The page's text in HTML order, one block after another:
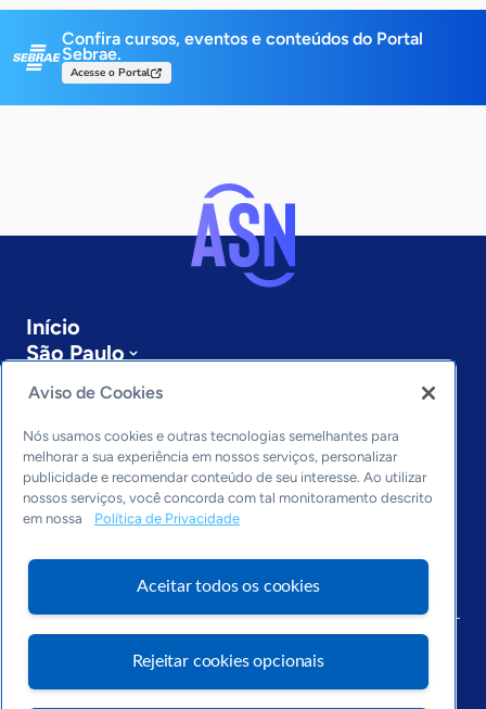
Confira cursos, eventos e conteúdos do Portal
Sebrae.
Acesse o Portal
Início
São Paulo
Sobre a ASN
Últimas notícias
Entre em contato
Editorias
Economia & Política
Inovação & Tecnologia
Cultura empreendedora
Arquivo
Aviso de Cookies
Nós usamos cookies e outras tecnologias semelhantes para
melhorar a sua experiência em nossos serviços, personalizar
publicidade e recomendar conteúdo de seu interesse. Ao utilizar
nossos serviços, você concorda com tal monitoramento descrito
em nossa
Política de Privacidade
Aceitar todos os cookies
Rejeitar cookies opcionais